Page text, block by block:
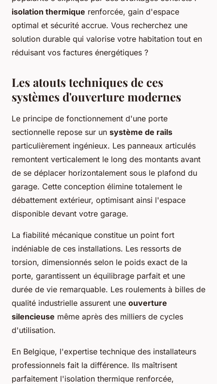
isolation thermique renforcée, gain d'espace
optimal et sécurité accrue. Vous recherchez une
solution durable qui valorise votre habitation tout en
réduisant vos factures énergétiques ?
Les atouts techniques de ces
systèmes d'ouverture modernes
Le principe de fonctionnement d'une porte
sectionnelle repose sur un système de rails
particulièrement ingénieux. Les panneaux articulés
remontent verticalement le long des montants avant
de se déplacer horizontalement sous le plafond du
garage. Cette conception élimine totalement le
débattement extérieur, optimisant ainsi l'espace
disponible devant votre garage.
La fiabilité mécanique constitue un point fort
indéniable de ces installations. Les ressorts de
torsion, dimensionnés selon le poids exact de la
porte, garantissent un équilibrage parfait et une
durée de vie remarquable. Les roulements à billes de
qualité industrielle assurent une ouverture
silencieuse même après des milliers de cycles
d'utilisation.
En Belgique, l'expertise technique des installateurs
professionnels fait la différence. Ils maîtrisent
parfaitement l'isolation thermique renforcée,